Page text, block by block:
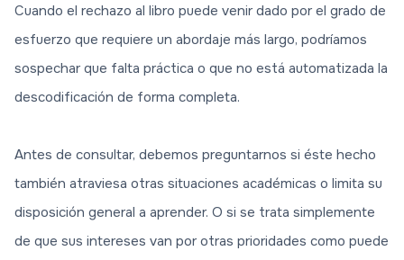
Cuando el rechazo al libro puede venir dado por el grado de
esfuerzo que requiere un abordaje más largo, podríamos
sospechar que falta práctica o que no está automatizada la
descodificación de forma completa.
Antes de consultar, debemos preguntarnos si éste hecho
también atraviesa otras situaciones académicas o limita su
disposición general a aprender. O si se trata simplemente
de que sus intereses van por otras prioridades como puede